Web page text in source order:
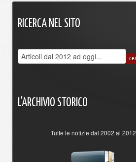
RICERCA NEL SITO
L'ARCHIVIO STORICO
Tutte le notizie dal 2002 al 2012